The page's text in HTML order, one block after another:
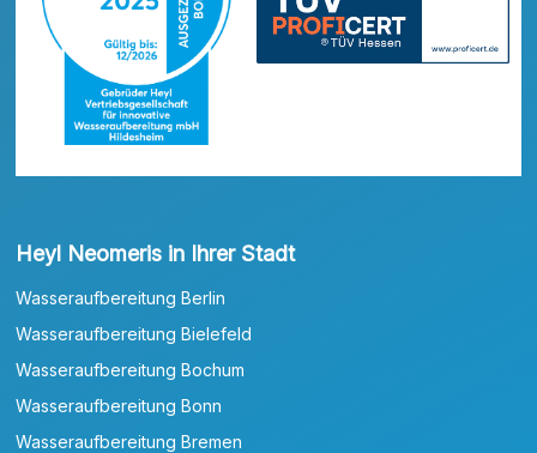
Heyl Neomeris in Ihrer Stadt
Wasseraufbereitung Berlin
Wasseraufbereitung Bielefeld
Wasseraufbereitung Bochum
Wasseraufbereitung Bonn
Wasseraufbereitung Bremen